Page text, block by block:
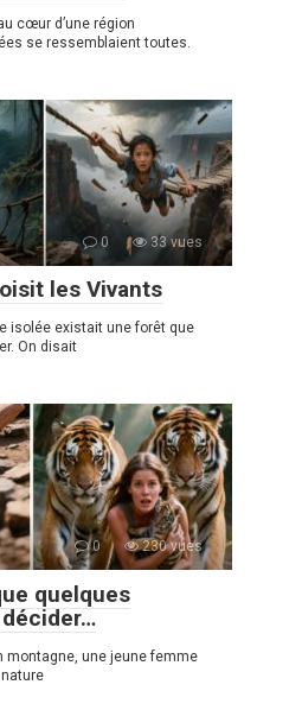
cœur d’une région
se ressemblaient toutes.
0 33 vues
les Vivants
isolée existait une forêt que
On disait
0 230 vues
quelques
montagne, une jeune femme